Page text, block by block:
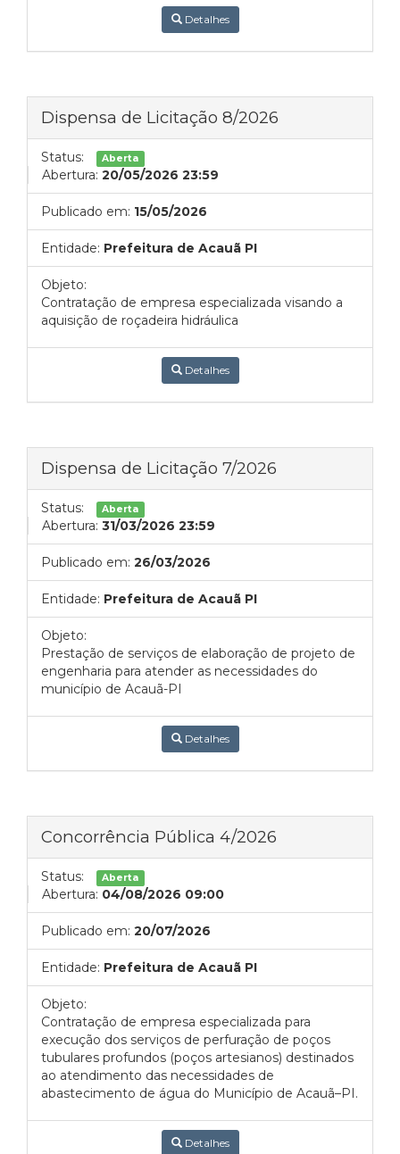
Detalhes
Dispensa de Licitação 8/2026
Status: Aberta
Abertura: 20/05/2026 23:59
Publicado em: 15/05/2026
Entidade: Prefeitura de Acauã PI
Objeto:
Contratação de empresa especializada visando a
aquisição de roçadeira hidráulica
Detalhes
Dispensa de Licitação 7/2026
Status: Aberta
Abertura: 31/03/2026 23:59
Publicado em: 26/03/2026
Entidade: Prefeitura de Acauã PI
Objeto:
Prestação de serviços de elaboração de projeto de
engenharia para atender as necessidades do
município de Acauã-PI
Detalhes
Concorrência Pública 4/2026
Status: Aberta
Abertura: 04/08/2026 09:00
Publicado em: 20/07/2026
Entidade: Prefeitura de Acauã PI
Objeto:
Contratação de empresa especializada para
execução dos serviços de perfuração de poços
tubulares profundos (poços artesianos) destinados
ao atendimento das necessidades de
abastecimento de água do Município de Acauã–PI.
Detalhes